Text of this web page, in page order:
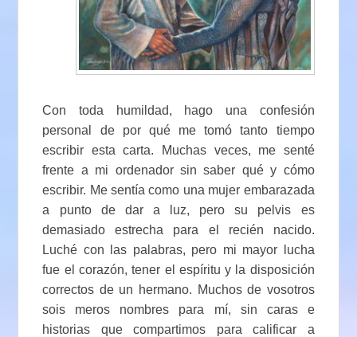
Con toda humildad, hago una confesión
personal de por qué me tomó tanto tiempo
escribir esta carta. Muchas veces, me senté
frente a mi ordenador sin saber qué y cómo
escribir. Me sentía como una mujer embarazada
a punto de dar a luz, pero su pelvis es
demasiado estrecha para el recién nacido.
Luché con las palabras, pero mi mayor lucha
fue el corazón, tener el espíritu y la disposición
correctos de un hermano. Muchos de vosotros
sois meros nombres para mí, sin caras e
historias que compartimos para calificar a